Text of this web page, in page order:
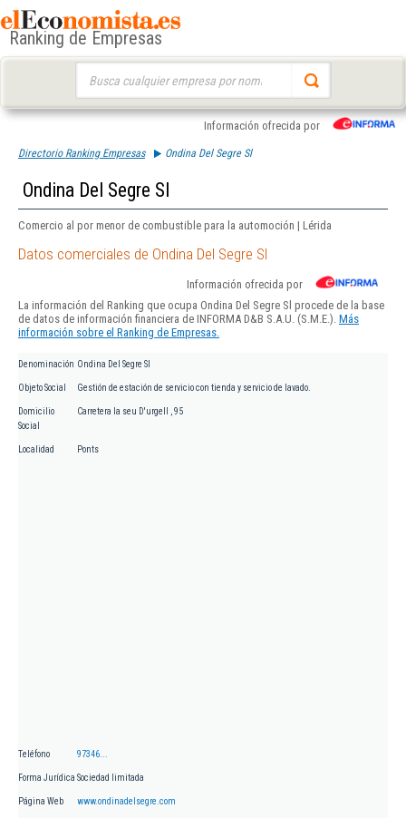
Ranking de Empresas
Información ofrecida por
Directorio Ranking Empresas Ondina Del Segre Sl
Ondina Del Segre Sl
Comercio al por menor de combustible para la automoción | Lérida
Datos comerciales de Ondina Del Segre Sl
Información ofrecida por
La información del Ranking que ocupa Ondina Del Segre Sl procede de la base
de datos de información financiera de INFORMA D&B S.A.U. (S.M.E.). Más
información sobre el Ranking de Empresas.
Denominación Ondina Del Segre Sl
Objeto Social Gestión de estación de servicio con tienda y servicio de lavado.
Domicilio
Social
Carretera la seu D'urgell , 95
Localidad Ponts
Teléfono 97346...
Forma Jurídica Sociedad limitada
Página Web www.ondinadelsegre.com